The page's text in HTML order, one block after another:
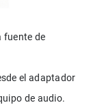
fuente de
el adaptador
de audio.